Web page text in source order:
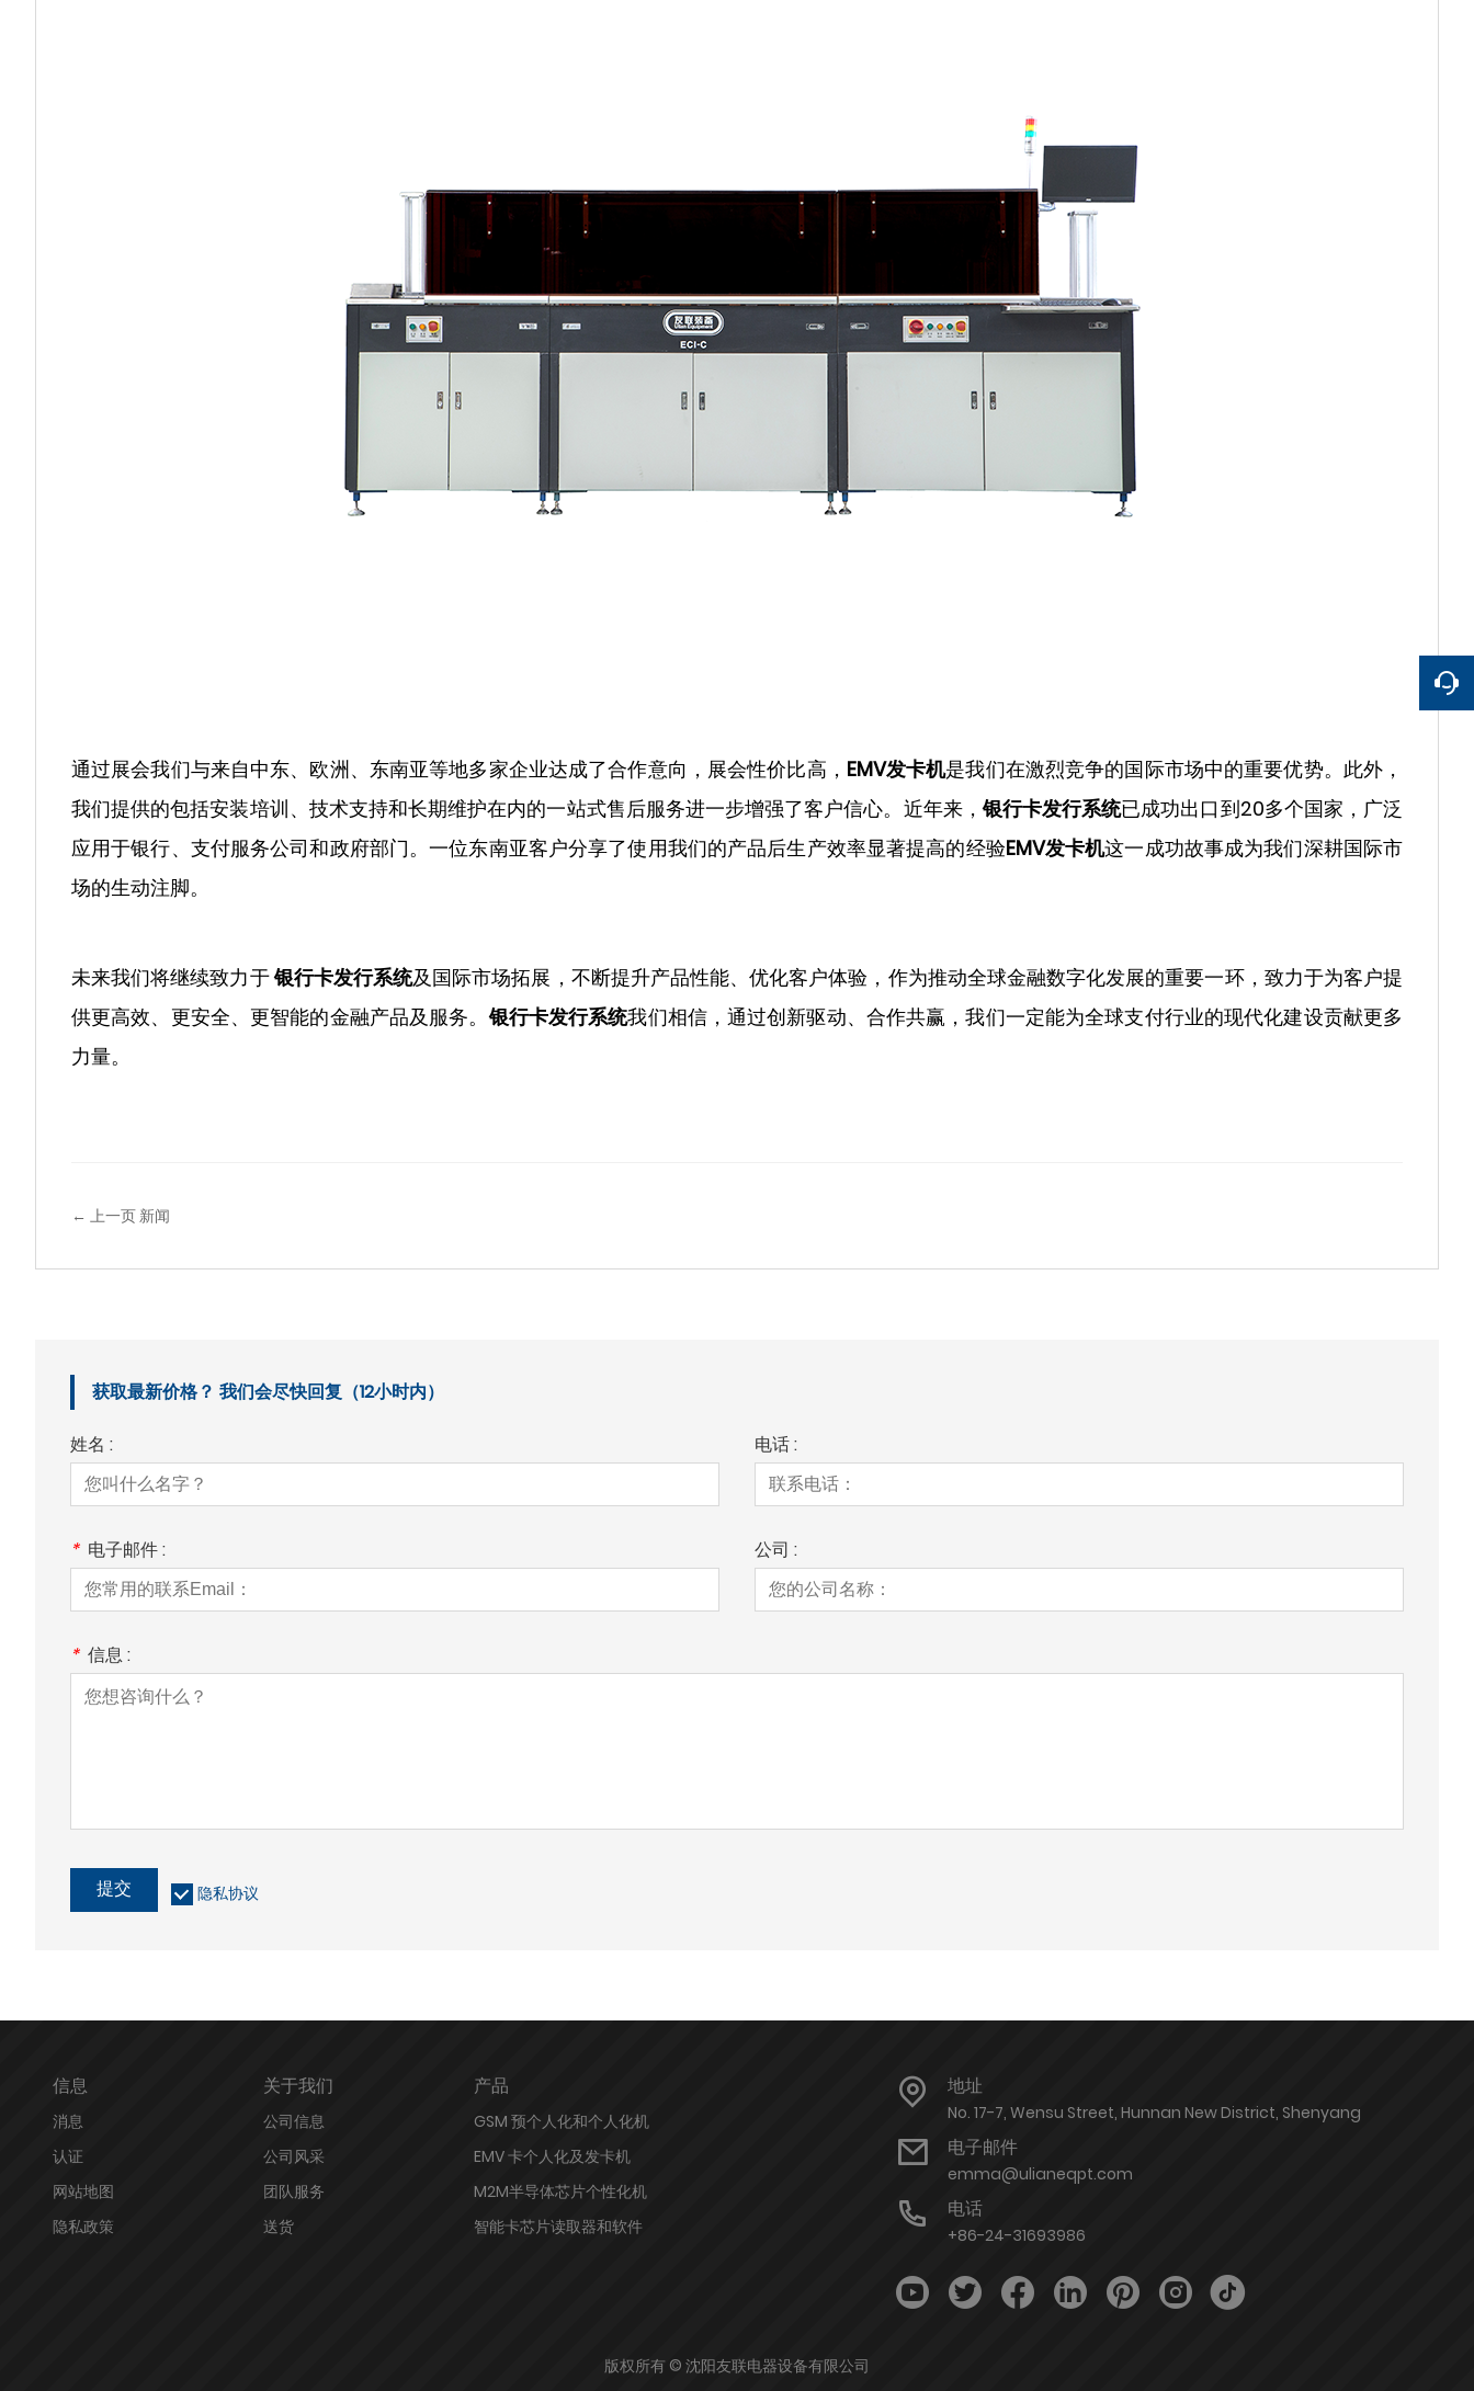
通过展会我们与来自中东、欧洲、东南亚等地多家企业达成了合作意向，展会性价比高， EMV发卡机是我们在激烈竞争的国际市场中的重要优势。此外，
我们提供的包括安装培训、技术支持和长期维护在内的一站式售后服务进一步增强了客户信心。近年来，银行卡发行系统已成功出口到20多个国家，广泛
应用于银行、支付服务公司和政府部门。一位东南亚客户分享了使用我们的产品后生产效率显著提高的经验EMV发卡机这一成功故事成为我们深耕国际市
场的生动注脚。
未来我们将继续致力于银行卡发行系统及国际市场拓展，不断提升产品性能、优化客户体验，作为推动全球金融数字化发展的重要一环，致力于为客户提
供更高效、更安全、更智能的金融产品及服务。银行卡发行系统我们相信，通过创新驱动、合作共赢，我们一定能为全球支付行业的现代化建设贡献更多
力量。
← 上一页 新闻
获取最新价格？ 我们会尽快回复（12小时内）
姓名 : 电话 :
* 电子邮件 : 公司 :
* 信息 :
提交 隐私协议
信息
消息
认证
网站地图
隐私政策
关于我们
公司信息
公司风采
团队服务
送货
产品
GSM 预个人化和个人化机
EMV 卡个人化及发卡机
M2M半导体芯片个性化机
智能卡芯片读取器和软件
地址
No. 17-7, Wensu Street, Hunnan New District, Shenyang
电子邮件
emma@ulianeqpt.com
电话
+86-24-31693986
版权所有 © 沈阳友联电器设备有限公司